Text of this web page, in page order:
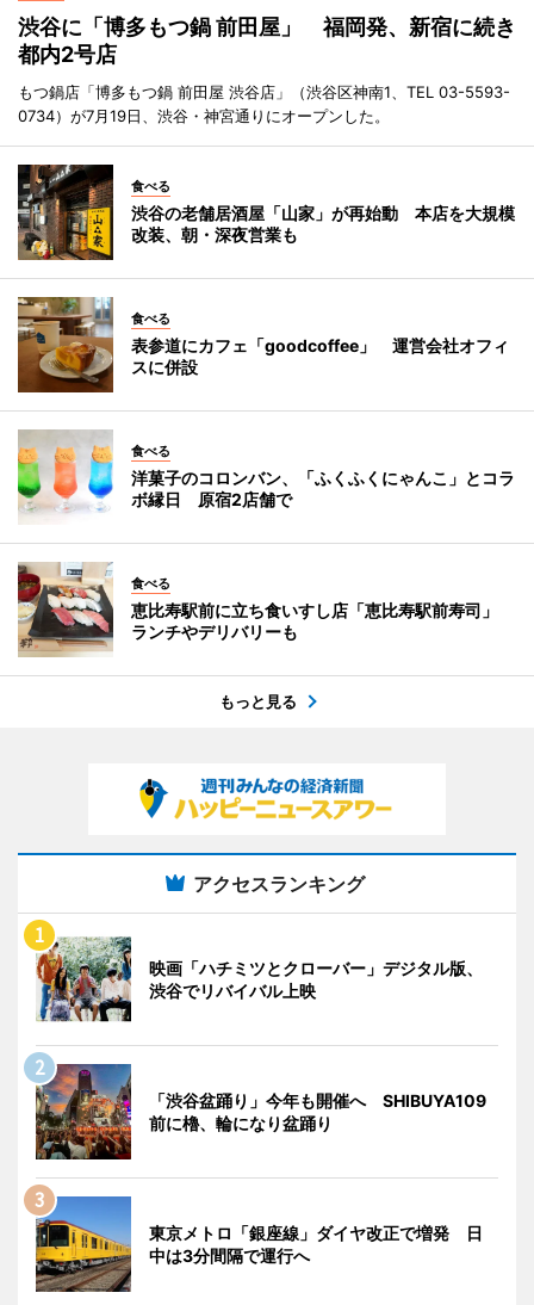
渋谷に「博多もつ鍋 前田屋」 福岡発、新宿に続き
都内2号店
もつ鍋店「博多もつ鍋 前田屋 渋谷店」（渋谷区神南1、TEL 03-5593-
0734）が7月19日、渋谷・神宮通りにオープンした。
食べる
渋谷の老舗居酒屋「山家」が再始動 本店を大規模
改装、朝・深夜営業も
食べる
表参道にカフェ「goodcoffee」 運営会社オフィ
スに併設
食べる
洋菓子のコロンバン、「ふくふくにゃんこ」とコラ
ボ縁日 原宿2店舗で
食べる
恵比寿駅前に立ち食いすし店「恵比寿駅前寿司」
ランチやデリバリーも
もっと見る
アクセスランキング
映画「ハチミツとクローバー」デジタル版、
渋谷でリバイバル上映
「渋谷盆踊り」今年も開催へ SHIBUYA109
前に櫓、輪になり盆踊り
東京メトロ「銀座線」ダイヤ改正で増発 日
中は3分間隔で運行へ